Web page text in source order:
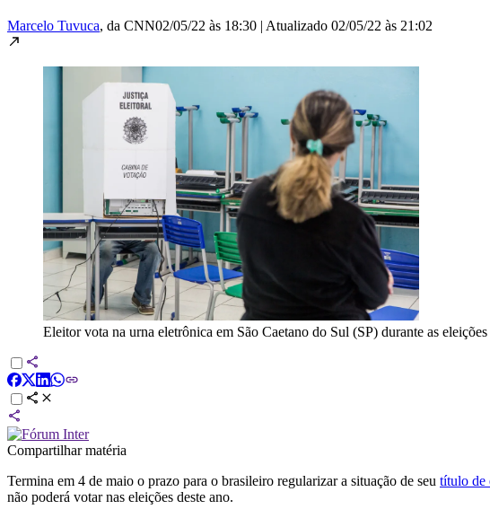
Marcelo Tuvuca, da CNN02/05/22 às 18:30 | Atualizado 02/05/22 às 21:02
Eleitor vota na urna eletrônica em São Caetano do Sul (SP) durante as
Compartilhar matéria
Termina em 4 de maio o prazo para o brasileiro regularizar a situação de seu título de
não poderá votar nas eleições deste ano.